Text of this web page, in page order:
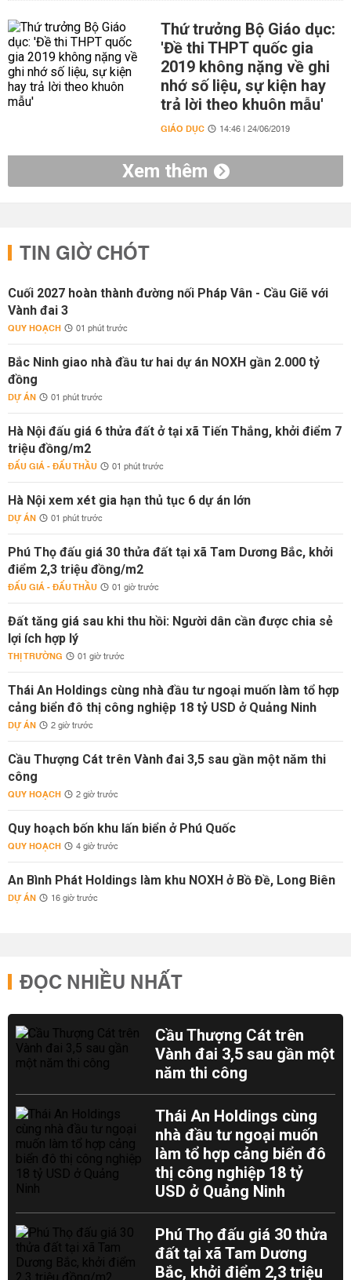
Thứ trưởng Bộ Giáo dục:
'Đề thi THPT quốc gia
2019 không nặng về ghi
nhớ số liệu, sự kiện hay
trả lời theo khuôn mẫu'
GIÁO DỤC 14:46 | 24/06/2019
Xem thêm
TIN GIỜ CHÓT
Cuối 2027 hoàn thành đường nối Pháp Vân - Cầu Giẽ với
Vành đai 3
QUY HOẠCH 01 phút trước
Bắc Ninh giao nhà đầu tư hai dự án NOXH gần 2.000 tỷ
đồng
DỰ ÁN 01 phút trước
Hà Nội đấu giá 6 thửa đất ở tại xã Tiến Thắng, khởi điểm 7
triệu đồng/m2
ĐẤU GIÁ - ĐẤU THẦU 01 phút trước
Hà Nội xem xét gia hạn thủ tục 6 dự án lớn
DỰ ÁN 01 phút trước
Phú Thọ đấu giá 30 thửa đất tại xã Tam Dương Bắc, khởi
điểm 2,3 triệu đồng/m2
ĐẤU GIÁ - ĐẤU THẦU 01 giờ trước
Đất tăng giá sau khi thu hồi: Người dân cần được chia sẻ
lợi ích hợp lý
THỊ TRƯỜNG 01 giờ trước
Thái An Holdings cùng nhà đầu tư ngoại muốn làm tổ hợp
cảng biển đô thị công nghiệp 18 tỷ USD ở Quảng Ninh
DỰ ÁN 2 giờ trước
Cầu Thượng Cát trên Vành đai 3,5 sau gần một năm thi
công
QUY HOẠCH 2 giờ trước
Quy hoạch bốn khu lấn biển ở Phú Quốc
QUY HOẠCH 4 giờ trước
An Bình Phát Holdings làm khu NOXH ở Bồ Đề, Long Biên
DỰ ÁN 16 giờ trước
ĐỌC NHIỀU NHẤT
Cầu Thượng Cát trên
Vành đai 3,5 sau gần một
năm thi công
Thái An Holdings cùng
nhà đầu tư ngoại muốn
làm tổ hợp cảng biển đô
thị công nghiệp 18 tỷ
USD ở Quảng Ninh
Phú Thọ đấu giá 30 thửa
đất tại xã Tam Dương
Bắc, khởi điểm 2,3 triệu